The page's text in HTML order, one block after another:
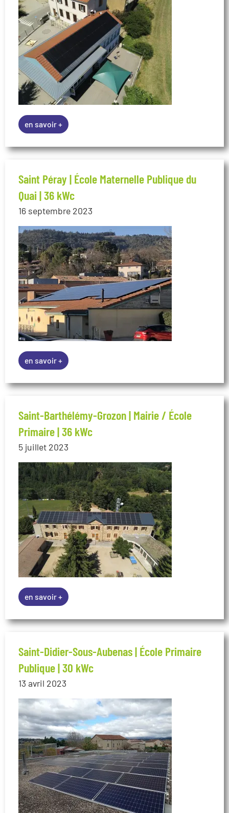
en savoir +
Saint Péray | École Maternelle Publique du
Quai | 36 kWc
16 septembre 2023
en savoir +
Saint-Barthélémy-Grozon | Mairie / École
Primaire | 36 kWc
5 juillet 2023
en savoir +
Saint-Didier-Sous-Aubenas | École Primaire
Publique | 30 kWc
13 avril 2023